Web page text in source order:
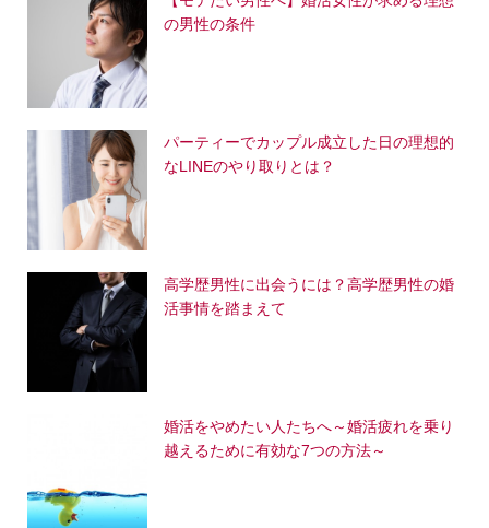
の男性の条件
パーティーでカップル成立した日の理想的
なLINEのやり取りとは？
高学歴男性に出会うには？高学歴男性の婚
活事情を踏まえて
婚活をやめたい人たちへ～婚活疲れを乗り
越えるために有効な7つの方法～